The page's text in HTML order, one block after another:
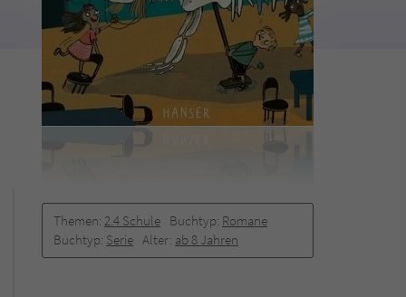
Themen: 2.4 Schule Buchtyp: Romane
Buchtyp: Serie Alter: ab 8 Jahren